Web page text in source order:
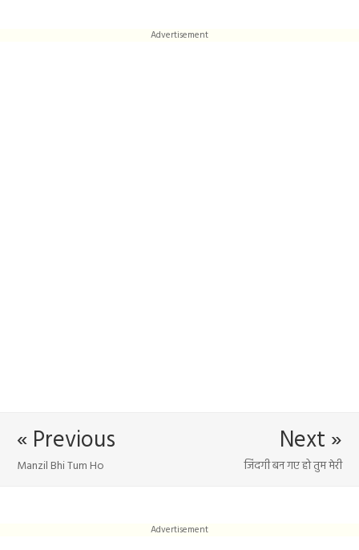
Advertisement
Next »
जिंदगी बन गए हो तुम मेरी
« Previous
Manzil Bhi Tum Ho
Advertisement